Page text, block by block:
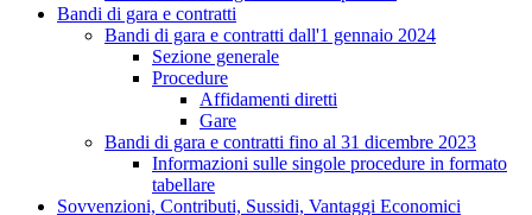
Bandi di gara e contratti
Bandi di gara e contratti dall'1 gennaio 2024
Sezione generale
Procedure
Affidamenti diretti
Gare
Bandi di gara e contratti fino al 31 dicembre 2023
Informazioni sulle singole procedure in formato
tabellare
Sovvenzioni, Contributi, Sussidi, Vantaggi Economici